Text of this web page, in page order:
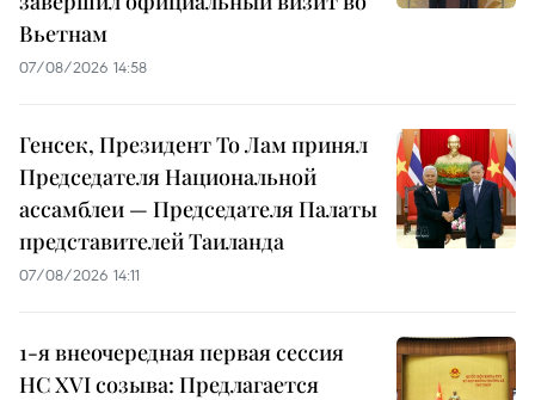
Вьетнам
07/08/2026 14:58
Генсек, Президент То Лам принял
Председателя Национальной
ассамблеи — Председателя Палаты
представителей Таиланда
07/08/2026 14:11
1-я внеочередная первая сессия
НС XVI созыва: Предлагается